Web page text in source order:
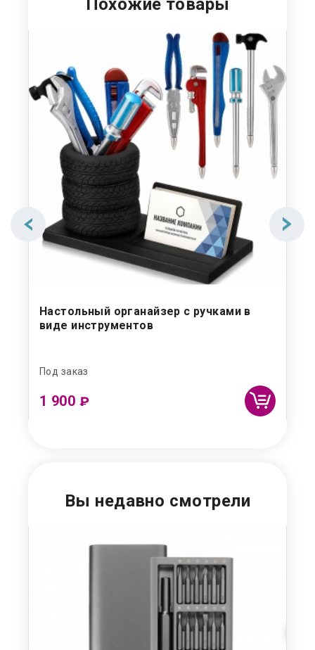
Похожие товары
Настольный органайзер с ручками в
виде инструментов
Под заказ
1 900 ₽
Вы недавно смотрели